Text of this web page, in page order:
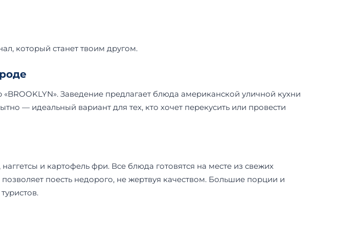
который станет твоим другом.
Заведение предлагает блюда американской уличной кухни
— идеальный вариант для тех, кто хочет перекусить или провести
и картофель фри. Все блюда готовятся на месте из свежих
поесть недорого, не жертвуя качеством. Большие порции и